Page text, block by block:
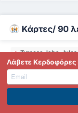
Κάρτες/ 90
Tyreece John-
Jamie Brandon
Joe Hugill 0.5
ΕΓΓΡΑΦΕΙΤΕ
Λάβετε Κερδοφόρες